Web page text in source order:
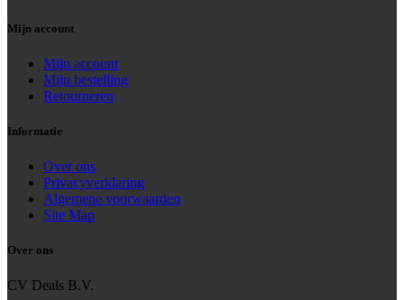
Mijn account
Mijn account
Mijn bestelling
Retourneren
Informatie
Over ons
Privacyverklaring
Algemene voorwaarden
Site Map
Over ons
CV Deals B.V.